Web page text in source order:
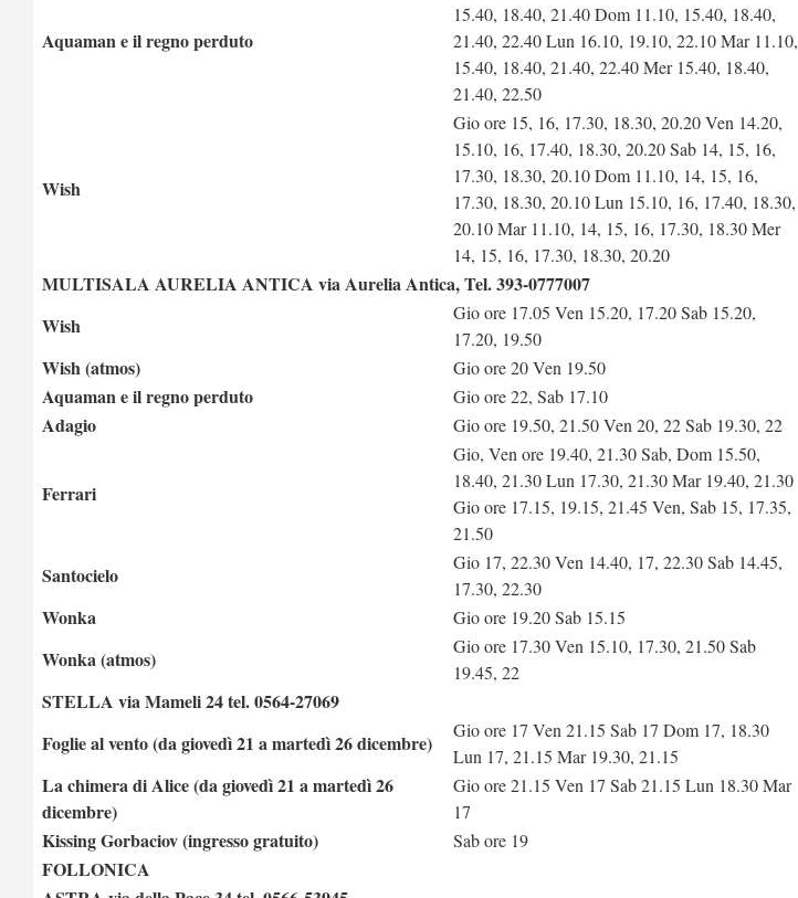
Aquaman e il regno perduto
15.40, 18.40, 21.40 Dom 11.10, 15.40, 18.40,
21.40, 22.40 Lun 16.10, 19.10, 22.10 Mar 11.10,
15.40, 18.40, 21.40, 22.40 Mer 15.40, 18.40,
21.40, 22.50
Wish
Gio ore 15, 16, 17.30, 18.30, 20.20 Ven 14.20,
15.10, 16, 17.40, 18.30, 20.20 Sab 14, 15, 16,
17.30, 18.30, 20.10 Dom 11.10, 14, 15, 16,
17.30, 18.30, 20.10 Lun 15.10, 16, 17.40, 18.30,
20.10 Mar 11.10, 14, 15, 16, 17.30, 18.30 Mer
14, 15, 16, 17.30, 18.30, 20.20
MULTISALA AURELIA ANTICA via Aurelia Antica, Tel. 393-0777007
Wish
Gio ore 17.05 Ven 15.20, 17.20 Sab 15.20,
17.20, 19.50
Wish (atmos) Gio ore 20 Ven 19.50
Aquaman e il regno perduto Gio ore 22, Sab 17.10
Adagio Gio ore 19.50, 21.50 Ven 20, 22 Sab 19.30, 22
Ferrari
Gio, Ven ore 19.40, 21.30 Sab, Dom 15.50,
18.40, 21.30 Lun 17.30, 21.30 Mar 19.40, 21.30
Gio ore 17.15, 19.15, 21.45 Ven, Sab 15, 17.35,
21.50
Santocielo
Gio 17, 22.30 Ven 14.40, 17, 22.30 Sab 14.45,
17.30, 22.30
Wonka Gio ore 19.20 Sab 15.15
Wonka (atmos)
Gio ore 17.30 Ven 15.10, 17.30, 21.50 Sab
19.45, 22
STELLA via Mameli 24 tel. 0564-27069
Foglie al vento (da giovedì 21 a martedì 26 dicembre)
Gio ore 17 Ven 21.15 Sab 17 Dom 17, 18.30
Lun 17, 21.15 Mar 19.30, 21.15
La chimera di Alice (da giovedì 21 a martedì 26
dicembre)
Gio ore 21.15 Ven 17 Sab 21.15 Lun 18.30 Mar
17
Kissing Gorbaciov (ingresso gratuito) Sab ore 19
FOLLONICA